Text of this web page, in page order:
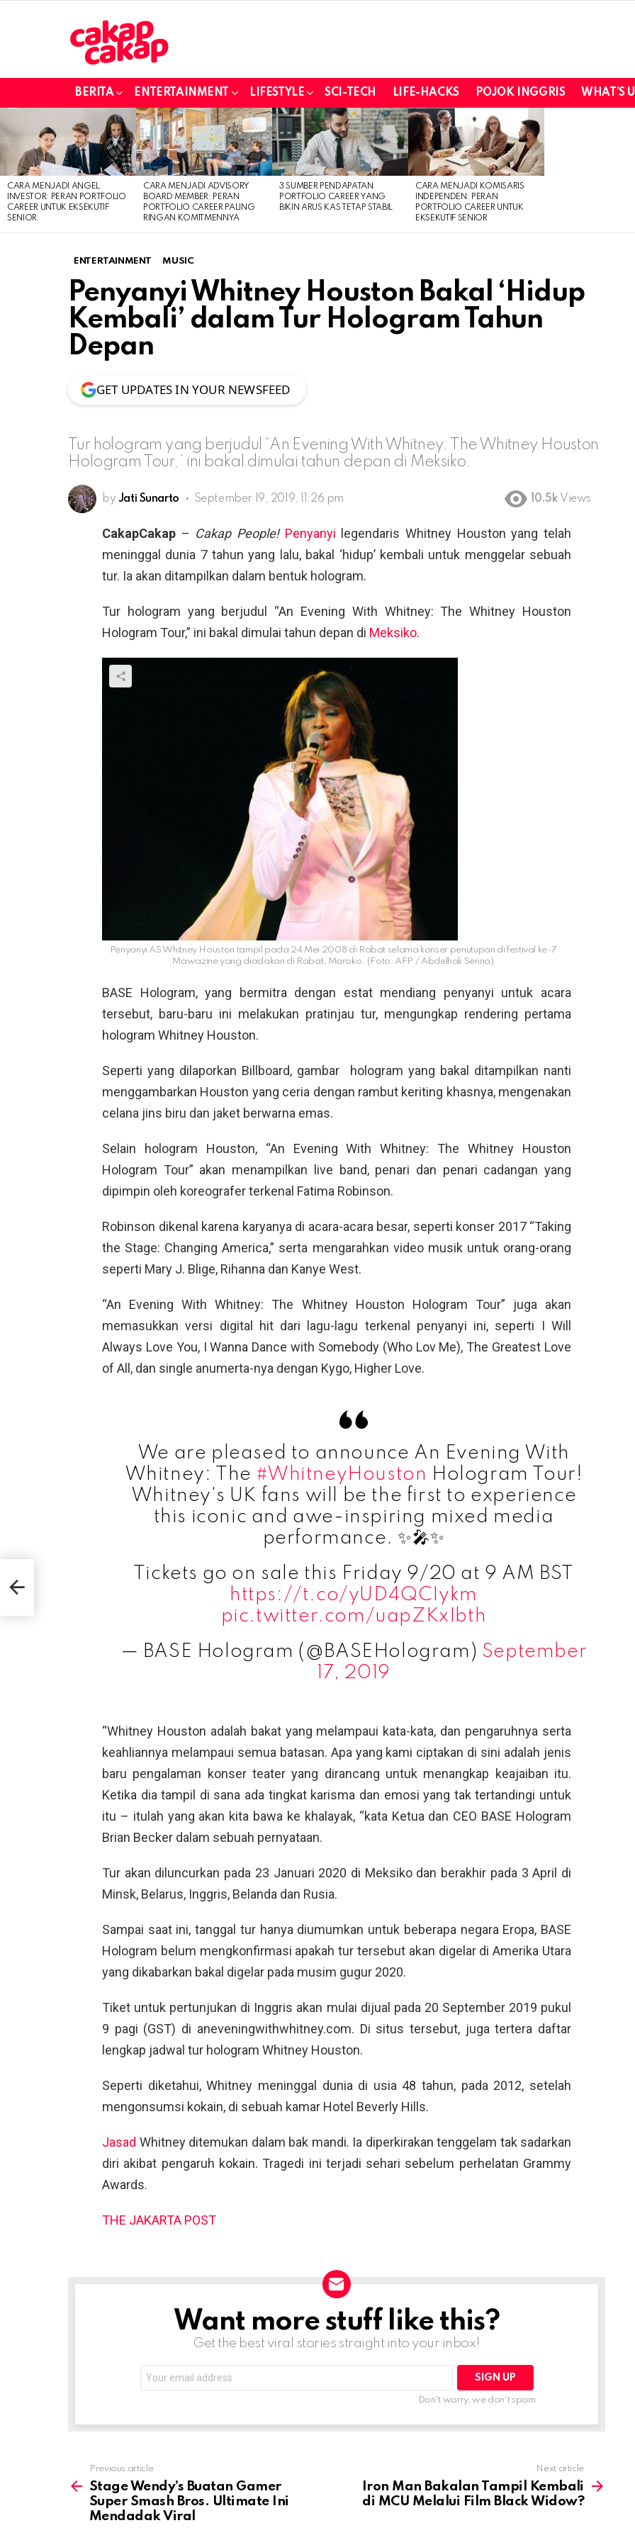
BERITA ENTERTAINMENT LIFESTYLE SCI-TECH LIFE-HACKS POJOK INGGRIS WHAT’S
STORIES
CARA MENJADI ANGEL
INVESTOR: PERAN PORTFOLIO
CAREER UNTUK EKSEKUTIF
SENIOR
CARA MENJADI ADVISORY
BOARD MEMBER: PERAN
PORTFOLIO CAREER PALING
RINGAN KOMITMENNYA
3 SUMBER PENDAPATAN
PORTFOLIO CAREER YANG
BIKIN ARUS KAS TETAP STABIL
CARA MENJADI KOMISARIS
INDEPENDEN: PERAN
PORTFOLIO CAREER UNTUK
EKSEKUTIF SENIOR
ENTERTAINMENT MUSIC
Penyanyi Whitney Houston Bakal ‘Hidup
Kembali’ dalam Tur Hologram Tahun
Depan
GET UPDATES IN YOUR NEWSFEED
Tur hologram yang berjudul “An Evening With Whitney: The Whitney Houston
Hologram Tour,” ini bakal dimulai tahun depan di Meksiko.
by Jati Sunarto September 19, 2019, 11:26 pm 10.5k Views
CakapCakap – Cakap People! Penyanyi legendaris Whitney Houston yang telah
meninggal dunia 7 tahun yang lalu, bakal ‘hidup’ kembali untuk menggelar sebuah
tur. Ia akan ditampilkan dalam bentuk hologram.
Tur hologram yang berjudul “An Evening With Whitney: The Whitney Houston
Hologram Tour,” ini bakal dimulai tahun depan di Meksiko.
Penyanyi AS Whitney Houston tampil pada 24 Mei 2008 di Rabat selama konser penutupan di festival ke-7
Mawazine yang diadakan di Rabat, Maroko. (Foto: AFP / Abdelhak Senna)
BASE Hologram, yang bermitra dengan estat mendiang penyanyi untuk acara
tersebut, baru-baru ini melakukan pratinjau tur, mengungkap rendering pertama
hologram Whitney Houston.
Seperti yang dilaporkan Billboard, gambar
hologram yang bakal ditampilkan nanti
menggambarkan Houston yang ceria dengan rambut keriting khasnya, mengenakan
celana jins biru dan jaket berwarna emas.
Selain hologram Houston, “An Evening With Whitney: The Whitney Houston
Hologram Tour” akan menampilkan live band, penari dan penari cadangan yang
dipimpin oleh koreografer terkenal Fatima Robinson.
Robinson dikenal karena karyanya di acara-acara besar, seperti konser 2017 “Taking
the Stage: Changing America,” serta mengarahkan video musik untuk orang-orang
seperti Mary J. Blige, Rihanna dan Kanye West.
“An Evening With Whitney: The Whitney Houston Hologram Tour” juga akan
memasukkan versi digital hit dari lagu-lagu terkenal penyanyi ini, seperti I Will
Always Love You, I Wanna Dance with Somebody (Who Lov Me), The Greatest Love
of All, dan single anumerta-nya dengan Kygo, Higher Love.
We are pleased to announce An Evening With
Whitney: The #WhitneyHouston Hologram Tour!
Whitney's UK fans will be the first to experience
this iconic and awe-inspiring mixed media
performance. ✨🎤✨
Tickets go on sale this Friday 9/20 at 9 AM BST
https://t.co/yUD4QCIykm
pic.twitter.com/uapZKxIbth
— BASE Hologram (@BASEHologram) September
17, 2019
“Whitney Houston adalah bakat yang melampaui kata-kata, dan pengaruhnya serta
keahliannya melampaui semua batasan. Apa yang kami ciptakan di sini adalah jenis
baru pengalaman konser teater yang dirancang untuk menangkap keajaiban itu.
Ketika dia tampil di sana ada tingkat karisma dan emosi yang tak tertandingi untuk
itu – itulah yang akan kita bawa ke khalayak, “kata Ketua dan CEO BASE Hologram
Brian Becker dalam sebuah pernyataan.
Tur akan diluncurkan pada 23 Januari 2020 di Meksiko dan berakhir pada 3 April di
Minsk, Belarus, Inggris, Belanda dan Rusia.
Sampai saat ini, tanggal tur hanya diumumkan untuk beberapa negara Eropa, BASE
Hologram belum mengkonfirmasi apakah tur tersebut akan digelar di Amerika Utara
yang dikabarkan bakal digelar pada musim gugur 2020.
Tiket untuk pertunjukan di Inggris akan mulai dijual pada 20 September 2019 pukul
9 pagi (GST) di aneveningwithwhitney.com. Di situs tersebut, juga tertera daftar
lengkap jadwal tur hologram Whitney Houston.
Seperti diketahui, Whitney meninggal dunia di usia 48 tahun, pada 2012, setelah
mengonsumsi kokain, di sebuah kamar Hotel Beverly Hills.
Jasad Whitney ditemukan dalam bak mandi. Ia diperkirakan tenggelam tak sadarkan
diri akibat pengaruh kokain. Tragedi ini terjadi sehari sebelum perhelatan Grammy
Awards.
THE JAKARTA POST
NEWSLETTERWant more stuff like this?
Get the best viral stories straight into your inbox!
address:
Don't worry, we don't spam
more
Previous article
Stage Wendy’s Buatan Gamer
Super Smash Bros. Ultimate Ini
Mendadak Viral
Next article
Iron Man Bakalan Tampil Kembali
di MCU Melalui Film Black Widow?